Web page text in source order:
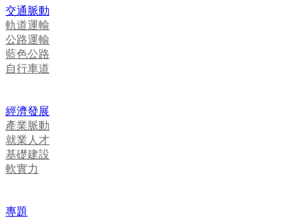
交通脈動
軌道運輸
公路運輸
藍色公路
自行車道
經濟發展
產業脈動
就業人才
基礎建設
軟實力
專題